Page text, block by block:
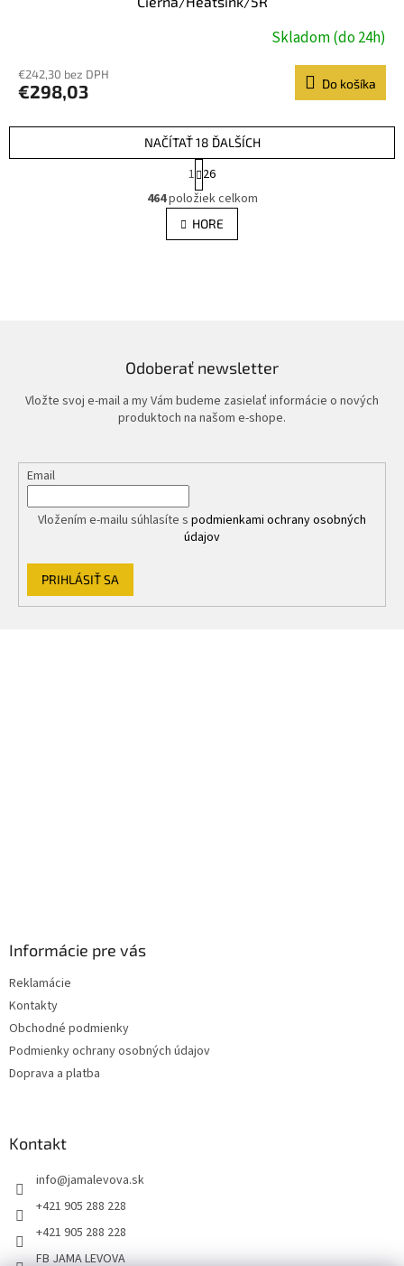
Skladom (do 24h)
€242,30 bez DPH
€298,03 Do košíka
O
v
l
á
r
v
k
y
p
u
NAČÍTAŤ 18 ĎALŠÍCH
S
t
r
á
n
k
1 26
464položiek celkom
HORE
Odoberať newsletter
Vložte svoj e-mail a my Vám budeme zasielať informácie o nových
produktoch na našom e-shope.
Email
Vložením e-mailu súhlasíte s podmienkami ochrany osobných
údajov
PRIHLÁSIŤ SA
Informácie pre vás
Reklamácie
Kontakty
Obchodné podmienky
Podmienky ochrany osobných údajov
Doprava a platba
Kontakt
info@jamalevova.sk
+421 905 288 228
+421 905 288 228
FB JAMA LEVOVA